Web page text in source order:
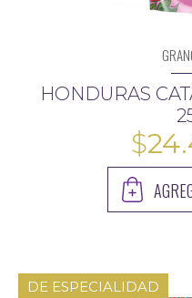
HONDURAS
$
DE ESPECIALIDAD